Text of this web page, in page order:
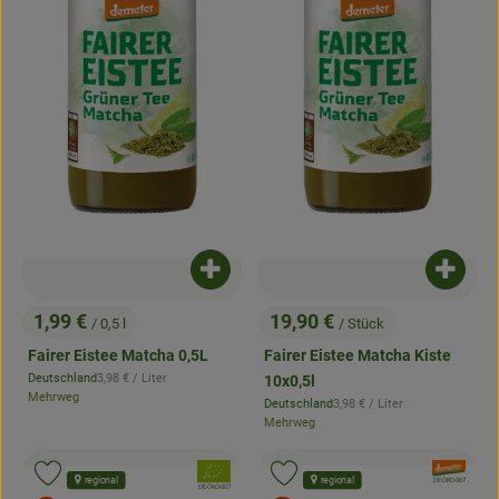
, Preis:
1,99 € / 0,5 l
Fairer Eistee Matcha 0,5L
, Herkunft:
Deutschland, Referenzpreis:
3,98 € / Liter
Mehrweg
Produkt zum Warenkorb hinzufügen
, Preis:
19,90 € / Stück
Fairer Eistee Matcha Kiste
10x0,5l
, Herkunft:
Deutschland, Referenzpreis:
3,98 € / Liter
Mehrweg
, Verband:
, Kontrollstelle:
DE-ÖKO-007
regional
Produkt zu Favouriten hinzufügen
, Verband:
, Kontrollstelle:
DE-ÖKO-007
regional
Produkt zu Favouriten hinzufügen